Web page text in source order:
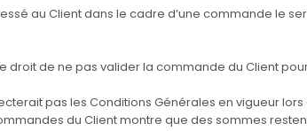
au Client dans le cadre d’une commande le
droit de ne pas valider la commande du Client
pas les Conditions Générales en vigueur
du Client montre que des sommes